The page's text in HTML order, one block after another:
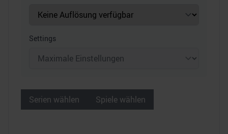
Settings
Serien wählen Spiele wählen